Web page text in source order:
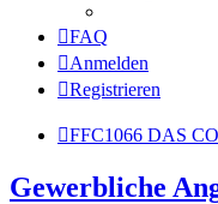
FAQ
Anmelden
Registrieren
FFC1066 DAS
Gewerbliche